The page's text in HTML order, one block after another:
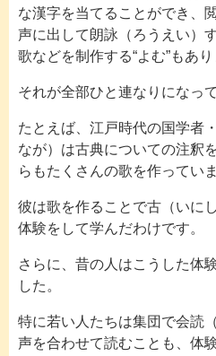
な漢字を当てることができ、
声に出して朗詠（ろうえい）
歌などを制作する“よむ”もあり
それが全部ひと連なりになっ
たとえば、江戸時代の国学者
なが）は古典についての注釈
らもたくさんの歌を作っていま
彼は歌を作ることで古（いに
体験をして学んだわけです。
さらに、昔の人はこうした体
した。
特に若い人たちは集団で会読
声を合わせて読むことも、体